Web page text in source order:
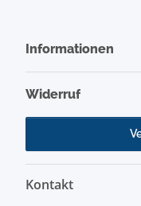
Informationen
Widerruf
Kontakt